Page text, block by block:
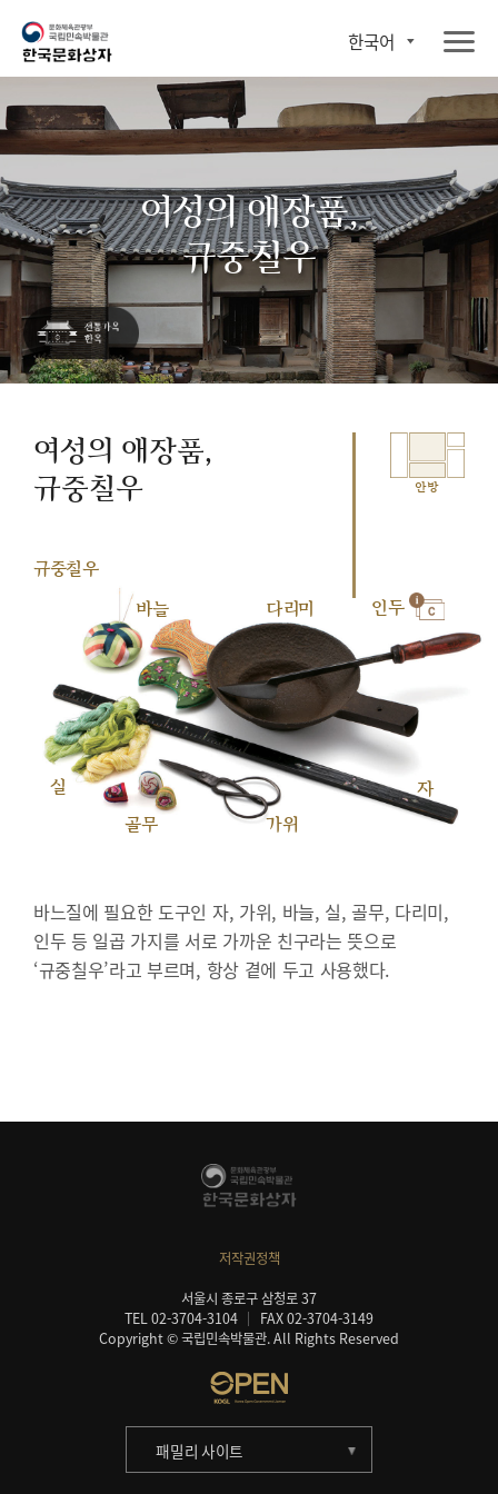
한국어
여성의 애장품,
규중칠우
여성의 애장품,
규중칠우
안방
규중칠우
바늘
다리미 인두
실
골무
가위
자
바느질에 필요한 도구인 자, 가위, 바늘, 실, 골무, 다리미,
인두 등 일곱 가지를 서로 가까운 친구라는 뜻으로
‘규중칠우’라고 부르며, 항상 곁에 두고 사용했다.
저작권정책
서울시 종로구 삼청로 37
TEL 02-3704-3104
FAX 02-3704-3149
Copyright © 국립민속박물관. All Rights Reserved
패밀리 사이트